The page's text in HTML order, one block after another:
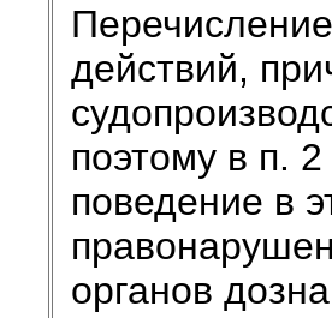
действий,
поэтому в п.
поведение в
органов